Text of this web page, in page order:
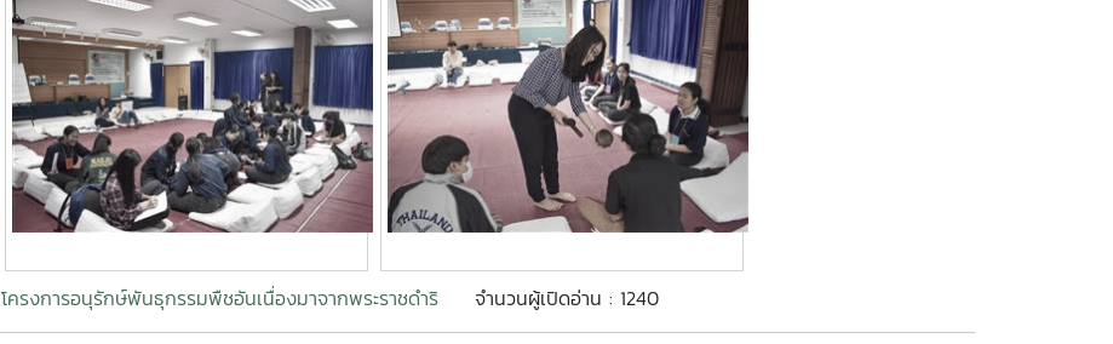
โครงการอนุรักษ์พันธุกรรมพืชอันเนื่องมาจากพระราชดำริ จำนวนผู้เปิดอ่าน : 1240